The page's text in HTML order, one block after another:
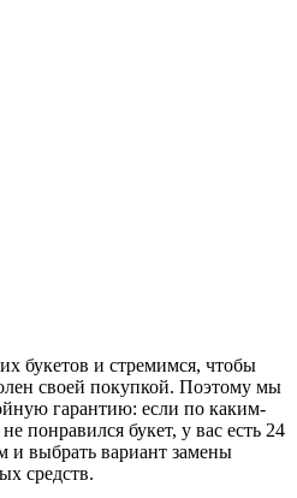
букетов и стремимся, чтобы
своей покупкой. Поэтому мы
гарантию: если по каким-
понравился букет, у вас есть 24
и выбрать вариант замены
средств.